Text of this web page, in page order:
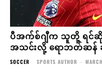
ပီအက်စ်ဂျီက သူတို့ ရင်ဆို
အသင်းလို့ ရောဘတ်ဆန်
SOCCER SPORTS AUTHOR -